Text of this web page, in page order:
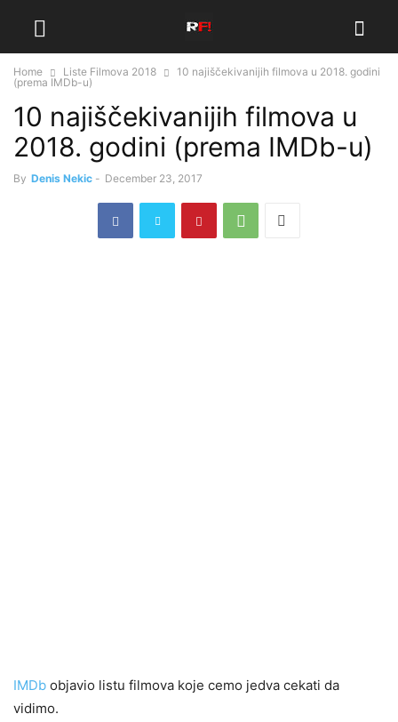
Home Liste Filmova 2018
10 najiščekivanijih filmova u 2018. godini
(prema IMDb-u)
10 najiščekivanijih filmova u
2018. godini (prema IMDb-u)
By Denis Nekic - December 23, 2017
IMDb objavio listu filmova koje cemo jedva cekati da
vidimo.